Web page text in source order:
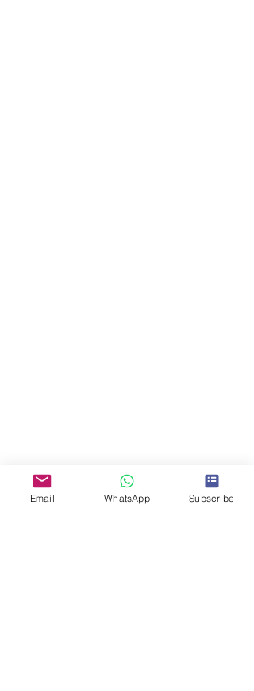
Email WhatsApp Subscribe